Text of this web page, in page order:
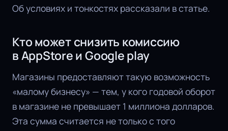
Об условиях и тонкостях рассказали в статье.
Кто может снизить комиссию
в AppStore и Google play
Магазины предоставляют такую возможность
«малому бизнесу» — тем, у кого годовой оборот
в магазине не превышает 1 миллиона долларов.
Эта сумма считается не только с того